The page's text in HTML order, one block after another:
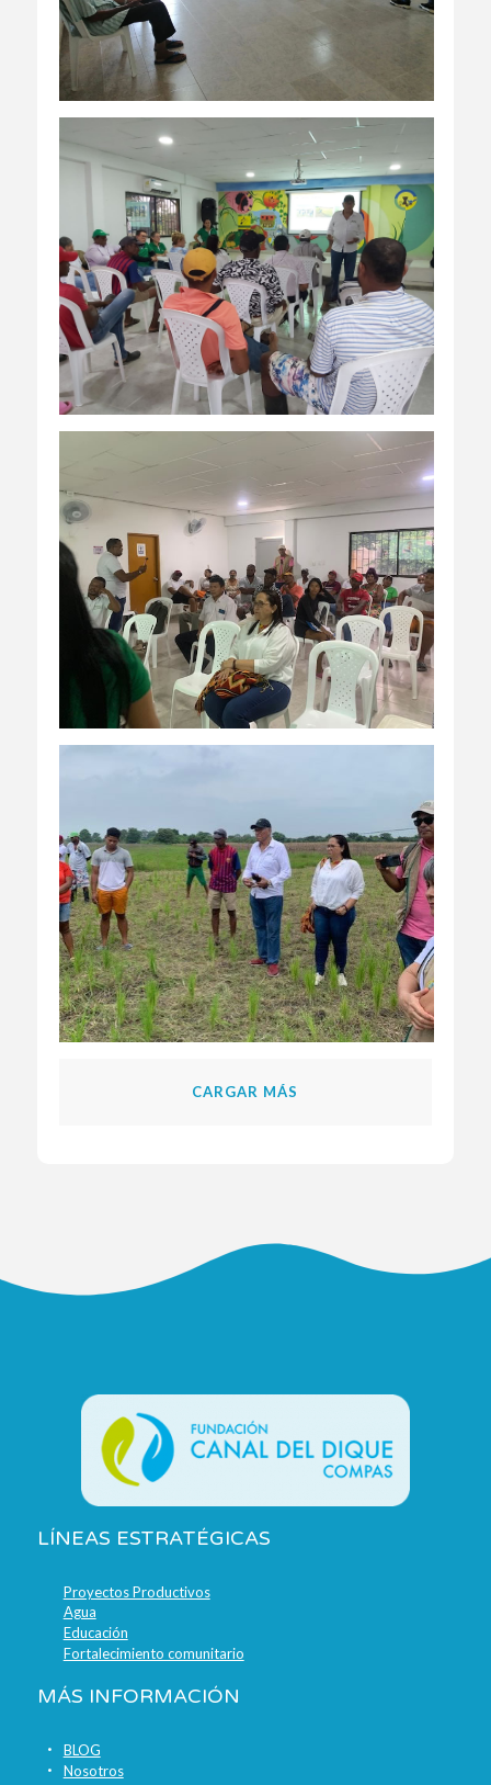
CARGAR MÁS
LÍNEAS ESTRATÉGICAS
Proyectos Productivos
Agua
Educación
Fortalecimiento comunitario
MÁS INFORMACIÓN
BLOG
Nosotros